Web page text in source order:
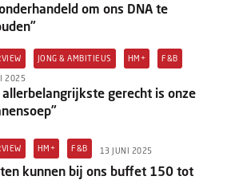
om ons DNA te
JONG & AMBITIEUS HM+ F&B
2025
allerbelangrijkste gerecht is onze
HM+ F&B 13 JUNI 2025
kunnen bij ons buffet 150 tot